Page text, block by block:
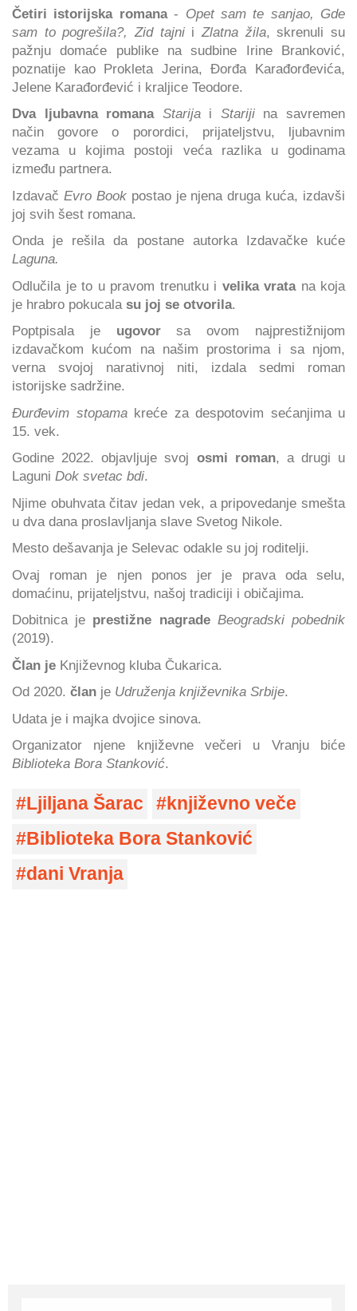
Četiri istorijska romana- Opet sam te sanjao, Gde
sam to pogrešila?, Zid tajniiZlatna žila, skrenuli su
pažnju domaće publike na sudbine Irine Branković,
poznatije kao Prokleta Jerina, Đorđa Karađorđevića,
Jelene Karađorđević i kraljice Teodore.
Dva ljubavna romana
Starijai Stariji na savremen
način govore o porordici, prijateljstvu, ljubavnim
vezama u kojima postoji veća razlika u godinama
između partnera.
Izdavač Evro Bookpostao je njena druga kuća, izdavši
joj svih šest romana.
Onda je rešila da postane autorka Izdavačke kuće
Laguna.
Odlučila je to u pravom trenutku i velika vratana koja
je hrabro pokucala su joj se otvorila.
Poptpisala je ugovorsa ovom najprestižnijom
izdavačkom kućom na našim prostorima i sa njom,
verna svojoj narativnoj niti, izdala sedmi roman
istorijske sadržine.
Đurđevim stopamakreće za despotovim sećanjima u
15. vek.
Godine 2022. objavljuje svoj osmi roman, a drugi u
Laguni Dok svetac bdi.
Njime obuhvata čitav jedan vek, a pripovedanje smešta
u dva dana proslavljanja slave Svetog Nikole.
Mesto dešavanja je Selevac odakle su joj roditelji.
Ovaj roman je njen ponos jer je prava oda selu,
domaćinu, prijateljstvu, našoj tradiciji i običajima.
Dobitnica je prestižne nagrade Beogradski pobednik
(2019).
Član je Književnog kluba Čukarica.
Od 2020. član je Udruženja književnika Srbije.
Udata je i majka dvojice sinova.
Organizator njene književne večeri u Vranju biće
Biblioteka Bora Stanković.
Ljiljana Šarac
književno veče
Biblioteka Bora Stanković
dani Vranja